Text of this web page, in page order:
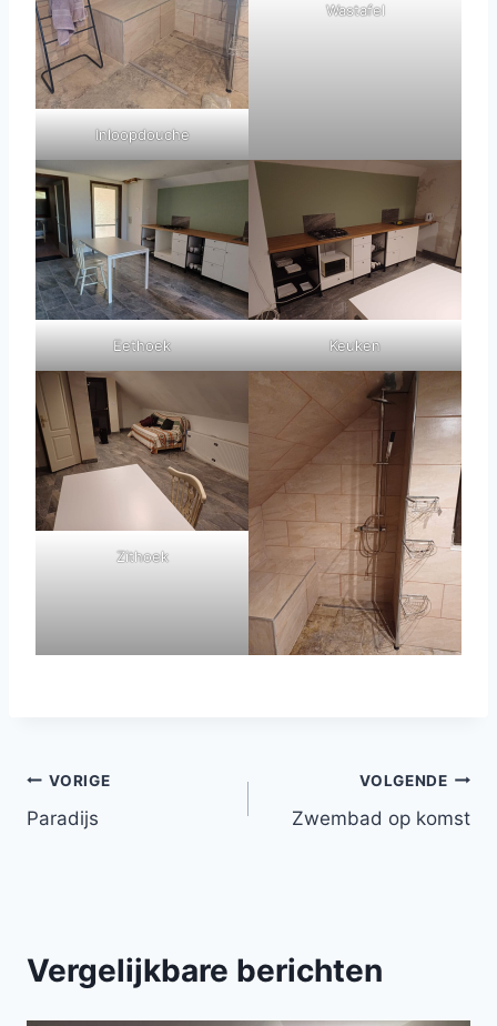
Inloopdouche
Wastafel
Eethoek Keuken
Zithoek
Bericht
navigatie
VORIGE
Paradijs
VOLGENDE
Zwembad op komst
Vergelijkbare berichten